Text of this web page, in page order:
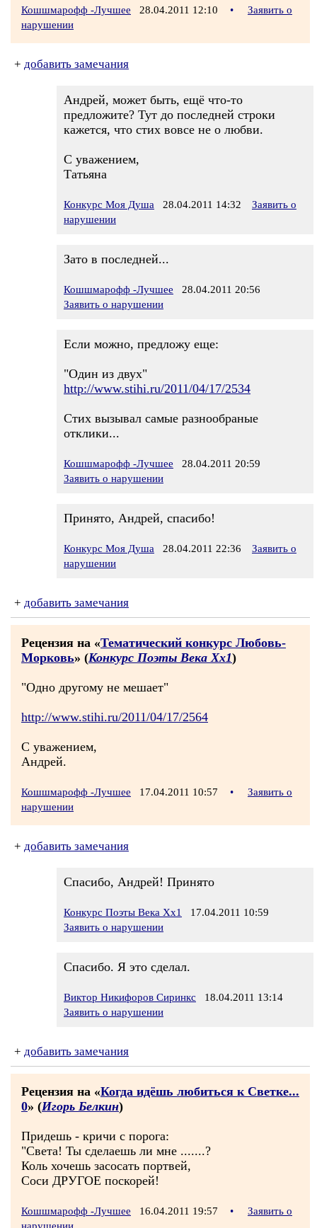
Кошшмарофф -Лучшее 28.04.2011 12:10 •
Заявить о
нарушении
+ добавить замечания
Андрей, может быть, ещё что-то
предложите? Тут до последней строки
кажется, что стих вовсе не о любви.
С уважением,
Татьяна
Конкурс Моя Душа 28.04.2011 14:32
Заявить о
нарушении
Зато в последней...
Кошшмарофф -Лучшее 28.04.2011 20:56
Заявить о нарушении
Если можно, предложу еще:
"Один из двух"
http://www.stihi.ru/2011/04/17/2534
Стих вызывал самые разнообраные
отклики...
Кошшмарофф -Лучшее 28.04.2011 20:59
Заявить о нарушении
Принято, Андрей, спасибо!
Конкурс Моя Душа 28.04.2011 22:36
Заявить о
нарушении
+ добавить замечания
Рецензия на «Тематический конкурс Любовь-
Морковь» (Конкурс Поэты Века Хх1)
"Одно другому не мешает"
http://www.stihi.ru/2011/04/17/2564
С уважением,
Андрей.
Кошшмарофф -Лучшее 17.04.2011 10:57 •
Заявить о
нарушении
+ добавить замечания
Спасибо, Андрей! Принято
Конкурс Поэты Века Хх1
17.04.2011 10:59
Заявить о нарушении
Cпасибо. Я это сделал.
Виктор Никифоров Сиринкс 18.04.2011 13:14
Заявить о нарушении
+ добавить замечания
Рецензия на «Когда идёшь любиться к Светке...
0» (Игорь Белкин)
Придешь - кричи с порога:
"Света! Ты сделаешь ли мне .......?
Коль хочешь засосать портвей,
Соси ДРУГОЕ поскорей!
Кошшмарофф -Лучшее 16.04.2011 19:57 •
Заявить о